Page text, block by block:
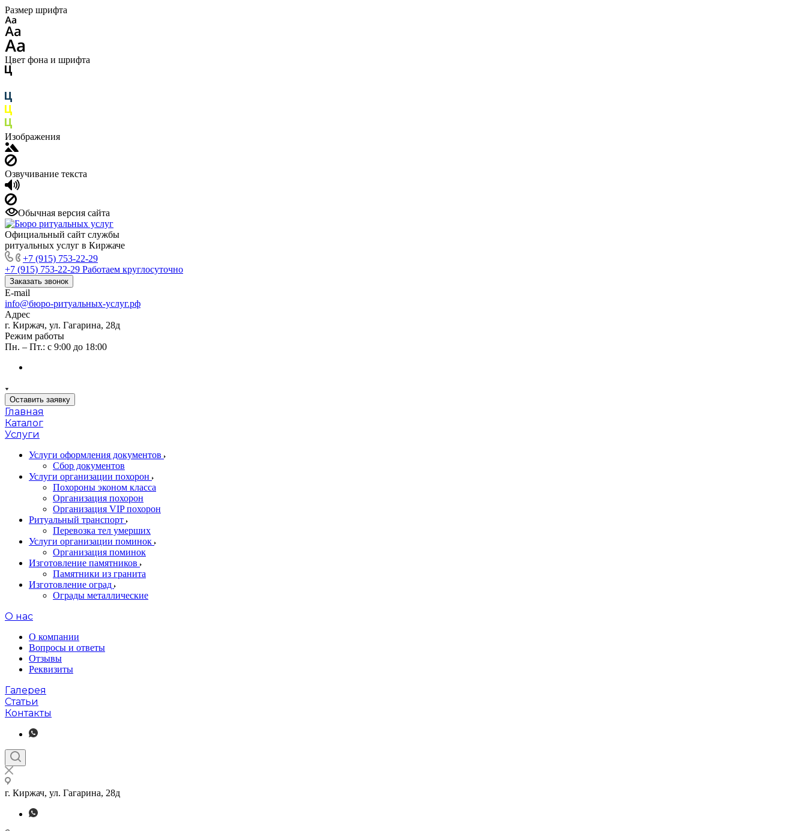
Размер шрифта
Цвет фона и шрифта
Изображения
Озвучивание текста
Обычная версия сайта
Официальный сайт службы
ритуальных услуг в Киржаче
+7 (915) 753-22-29
+7 (915) 753-22-29 Работаем круглосуточно
Заказать звонок
E-mail
info@бюро-ритуальных-услуг.рф
Адрес
г. Киржач, ул. Гагарина, 28д
Режим работы
Пн. – Пт.: с 9:00 до 18:00
Оставить заявку
Главная
Каталог
Услуги
Услуги оформления документов
Сбор документов
Услуги организации похорон
Похороны эконом класса
Организация похорон
Организация VIP похорон
Ритуальный транспорт
Перевозка тел умерших
Услуги организации поминок
Организация поминок
Изготовление памятников
Памятники из гранита
Изготовление оград
Ограды металлические
О нас
О компании
Вопросы и ответы
Отзывы
Реквизиты
Галерея
Статьи
Контакты
г. Киржач, ул. Гагарина, 28д